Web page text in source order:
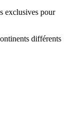
exclusives pour
différents